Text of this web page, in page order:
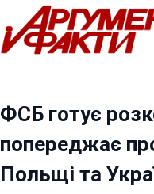
Перейти
до
вмісту
ФСБ готує
попереджає
Польщі та